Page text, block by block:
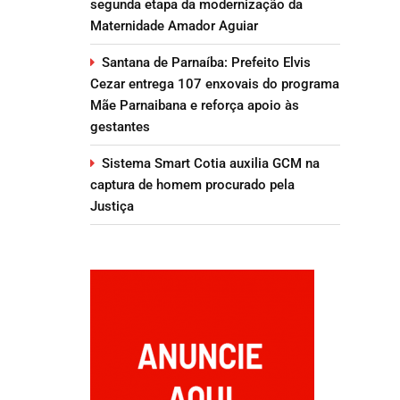
segunda etapa da modernização da
Maternidade Amador Aguiar
Santana de Parnaíba: Prefeito Elvis
Cezar entrega 107 enxovais do programa
Mãe Parnaibana e reforça apoio às
gestantes
Sistema Smart Cotia auxilia GCM na
captura de homem procurado pela
Justiça